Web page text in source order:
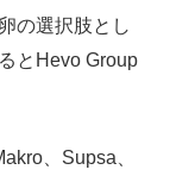
の選択肢とし
とHevo Group
、Supsa、